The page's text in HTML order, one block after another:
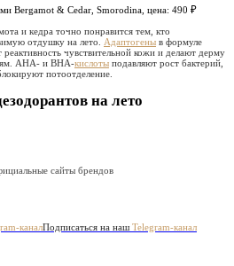
Bergamot & Cedar, Smorodina, цена: 490 ₽
и кедра точно понравится тем, кто
отдушку на лето. Адаптогены в формуле
чувствительной кожи и делают дерму
АНА- и ВНА-кислоты подавляют рост бактерий,
потоотделение.
на лето
сайты брендов
каналПодписаться на наш Telegram-канал